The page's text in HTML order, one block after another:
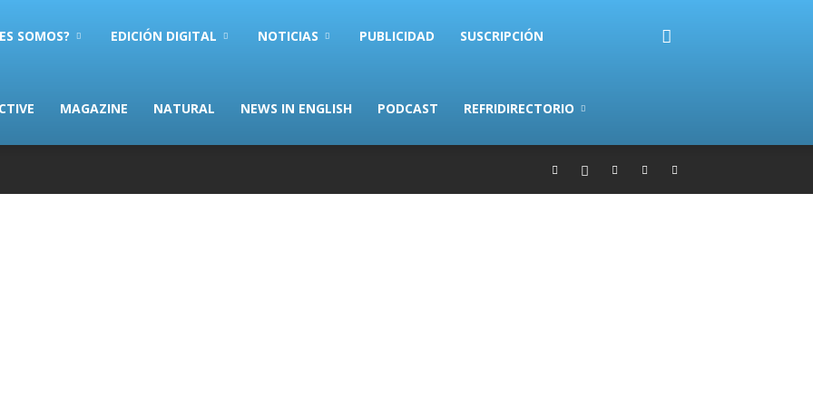
SOMOS? EDICIÓN DIGITAL NOTICIAS PUBLICIDAD SUSCRIPCIÓN
MAGAZINE NATURAL NEWS IN ENGLISH PODCAST REFRIDIRECTORIO